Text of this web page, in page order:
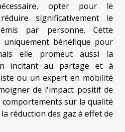
opter pour le
significativement le
par personne. Cette
bénéfique pour
elle promeut aussi la
incitant au partage et à
ou un expert en mobilité
de l'impact positif de
comportements sur la qualité
réduction des gaz à effet de